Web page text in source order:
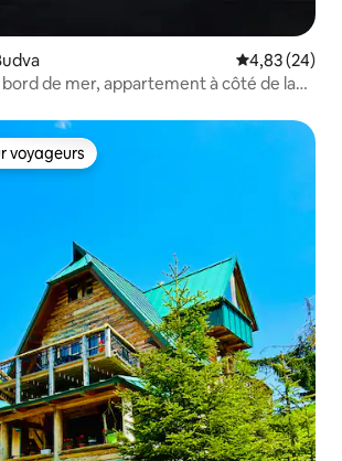
Évaluation
4,83 (24)
bord de mer, appartement à côté de la
les plus appréciés
voyageurs